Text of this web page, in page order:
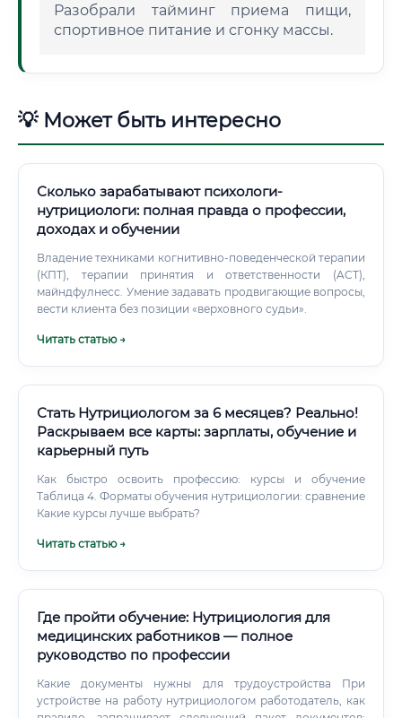
Разобрали тайминг приема пищи,
спортивное питание и сгонку массы.
💡 Может быть интересно
Сколько зарабатывают психологи-
нутрициологи: полная правда о профессии,
доходах и обучении
Владение техниками когнитивно-поведенческой терапии
(КПТ), терапии принятия и ответственности (ACT),
майндфулнесс. Умение задавать продвигающие вопросы,
вести клиента без позиции «верховного судьи».
Читать статью →
Стать Нутрициологом за 6 месяцев? Реально!
Раскрываем все карты: зарплаты, обучение и
карьерный путь
Как быстро освоить профессию: курсы и обучение
Таблица 4. Форматы обучения нутрициологии: сравнение
Какие курсы лучше выбрать?
Читать статью →
Где пройти обучение: Нутрициология для
медицинских работников — полное
руководство по профессии
Какие документы нужны для трудоустройства При
устройстве на работу нутрициологом работодатель, как